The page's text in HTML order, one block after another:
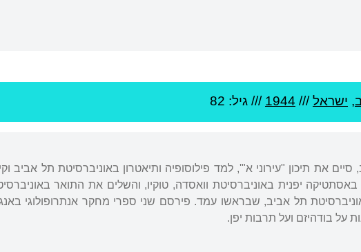
, ישראל///
1944 /// גיל: 82
תל אביב, שבראשו עמד. פירסם שני ספרי מחקר אנתרופולוגי
על בודהיזם ועל תרבות יפן.